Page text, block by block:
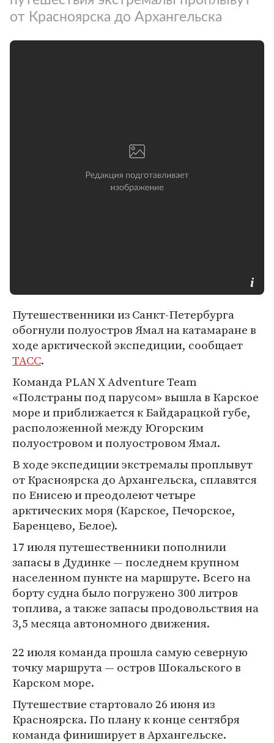
от Красноярска до Архангельска
Путешественники из Санкт-Петербурга
обогнули полуостров Ямал на катамаране в
ходе арктической экспедиции, сообщает
ТАСС.
Команда PLAN X Adventure Team
«Полстраны под парусом» вышла в Карское
море и приближается к Байдарацкой губе,
расположенной между Югорским
полуостровом и полуостровом Ямал.
В ходе экспедиции экстремалы проплывут
от Красноярска до Архангельска, сплавятся
по Енисею и преодолеют четыре
арктических моря (Карское, Печорское,
Баренцево, Белое).
17 июля путешественники пополнили
запасы в Дудинке — последнем крупном
населенном пункте на маршруте. Всего на
борту судна было погружено 300 литров
топлива, а также запасы продовольствия на
3,5 месяца автономного движения.
22 июля команда прошла самую северную
точку маршрута — остров Шокальского в
Карском море.
Путешествие стартовало 26 июня из
Красноярска. По плану к конце сентября
команда финиширует в Архангельске.